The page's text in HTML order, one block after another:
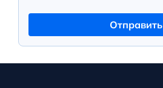
Отправить